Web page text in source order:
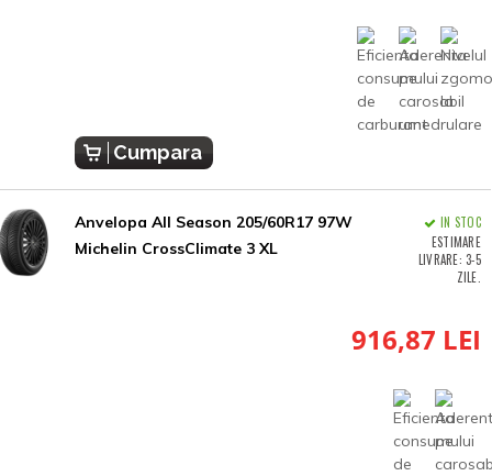
Cumpara
Anvelopa All Season 205/60R17 97W
Michelin CrossClimate 3 XL
IN STOC
ESTIMARE
LIVRARE: 3-5
ZILE.
916,87 LEI